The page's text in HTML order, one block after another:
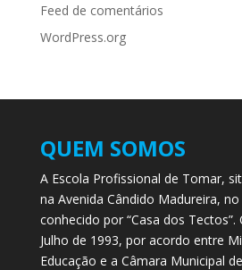
Feed de comentários
WordPress.org
QUEM SOMOS
A Escola Profissional de Tomar,
na Avenida Cândido Madureira,
conhecido por “Casa dos Tectos”.
Julho de 1993, por acordo entre
Educação e a Câmara Municipal